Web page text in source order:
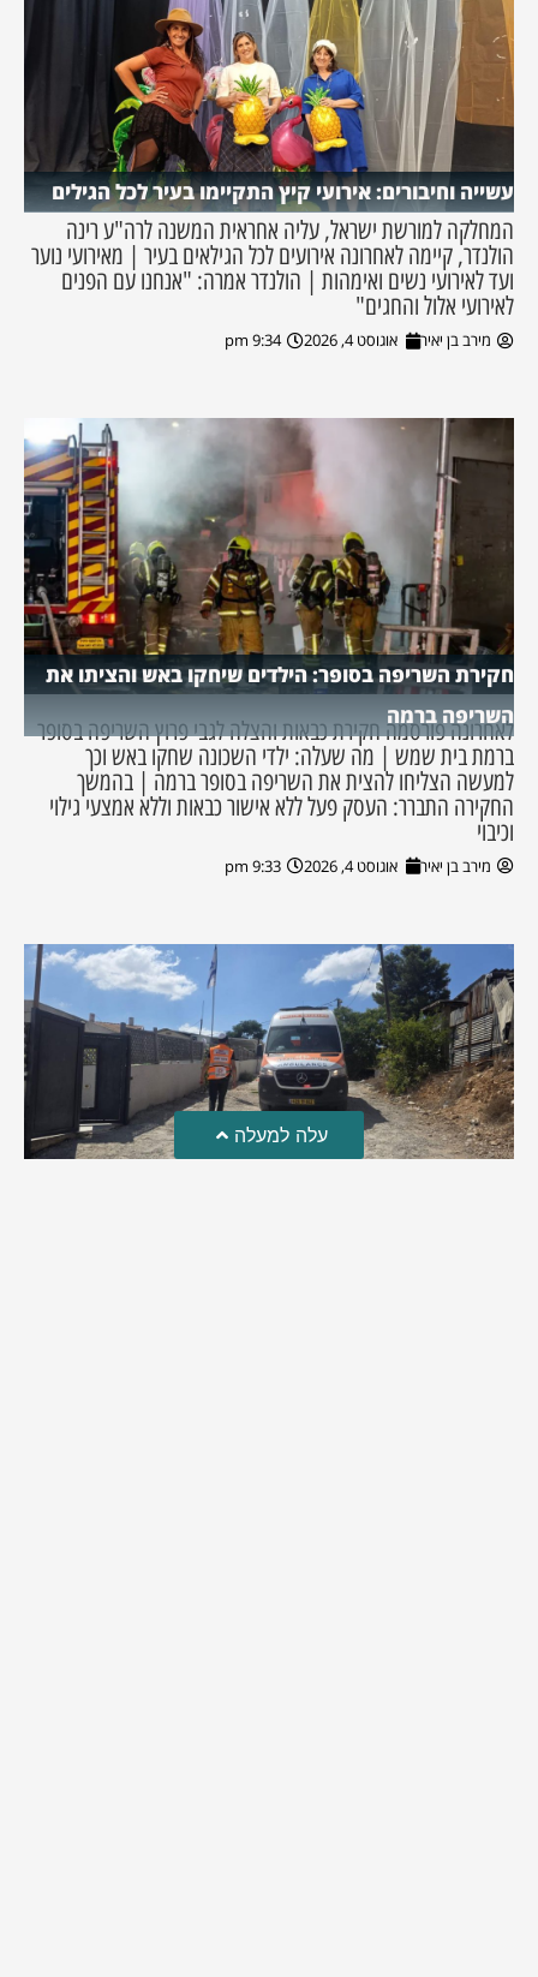
עשייה וחיבורים: אירועי קיץ התקיימו בעיר לכל הגילים
המחלקה למורשת ישראל, עליה אחראית המשנה לרה"ע רינה
הולנדר, קיימה לאחרונה אירועים לכל הגילאים בעיר | מאירועי נוער
ועד לאירועי נשים ואימהות | הולנדר אמרה: "אנחנו עם הפנים
לאירועי אלול והחגים"
מירב בן יאיר אוגוסט 4, 2026 9:34 pm
חקירת השריפה בסופר: הילדים שיחקו באש והציתו את
השריפה ברמה
לאחרונה פורסמה חקירת כבאות והצלה לגבי פרוץ השריפה בסופר
ברמת בית שמש | מה שעלה: ילדי השכונה שחקו באש וכך
למעשה הצליחו להצית את השריפה בסופר ברמה | בהמשך
החקירה התברר: העסק פעל ללא אישור כבאות וללא אמצעי גילוי
וכיבוי
מירב בן יאיר אוגוסט 4, 2026 9:33 pm
עלה למעלה